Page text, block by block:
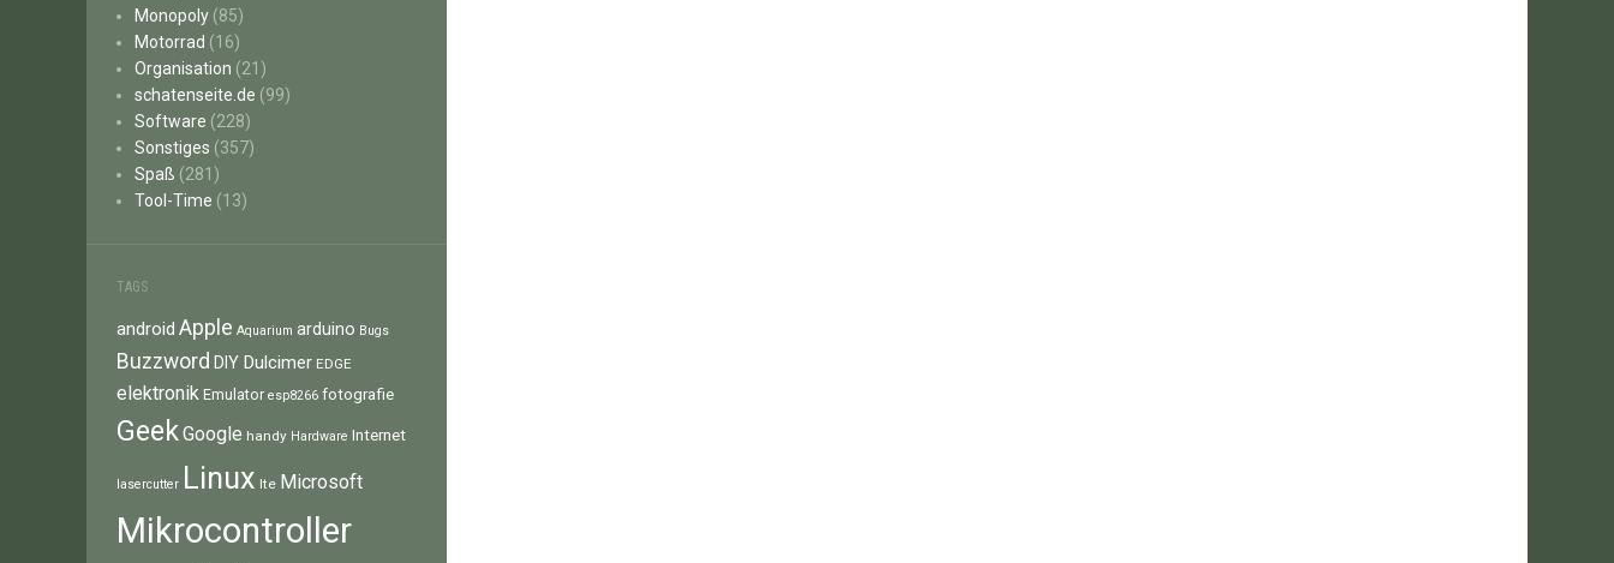
Monopoly (85)
Motorrad (16)
Organisation (21)
schatenseite.de (99)
Software (228)
Sonstiges (357)
Spaß (281)
Tool-Time (13)
TAGS
android Apple Aquarium arduino Bugs
Buzzword DIY Dulcimer EDGE
elektronik Emulator esp8266 fotografie
GeekGoogle handy Hardware Internet
lasercutter Linux lte Microsoft
Mikrocontroller